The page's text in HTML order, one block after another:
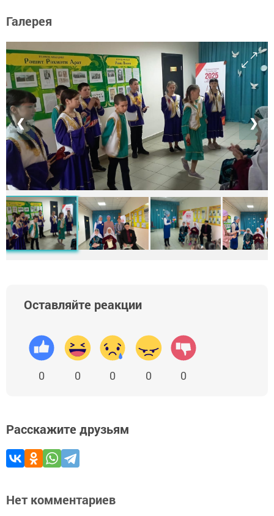
Галерея
❮ ❯
Оставляйте реакции
0 0 0 0 0
Расскажите друзьям
Нет комментариев